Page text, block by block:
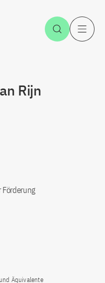
Suche
Rijn
Äquivalente